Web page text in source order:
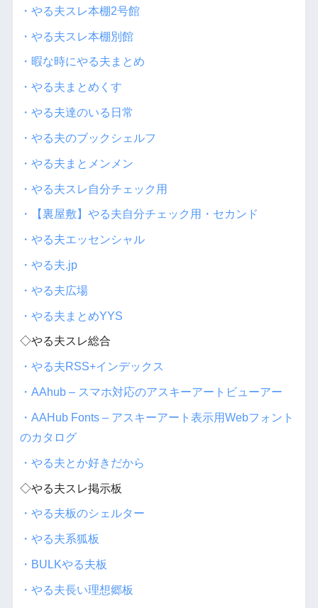
・やる夫スレ本棚2号館
・やる夫スレ本棚別館
・暇な時にやる夫まとめ
・やる夫まとめくす
・やる夫達のいる日常
・やる夫のブックシェルフ
・やる夫まとメンメン
・やる夫スレ自分チェック用
・【裏屋敷】やる夫自分チェック用・セカンド
・やる夫エッセンシャル
・やる夫.jp
・やる夫広場
・やる夫まとめYYS
◇やる夫スレ総合
・やる夫RSS+インデックス
・AAhub – スマホ対応のアスキーアートビューアー
・AAHub Fonts – アスキーアート表示用Webフォント
のカタログ
・やる夫とか好きだから
◇やる夫スレ掲示板
・やる夫板のシェルター
・やる夫系狐板
・BULKやる夫板
・やる夫長い理想郷板